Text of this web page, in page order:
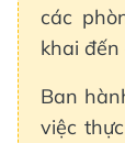
các
khai
Ban
việc